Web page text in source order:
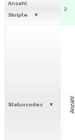
Anzahl
Skripte
2
Statuscodes Anzahl